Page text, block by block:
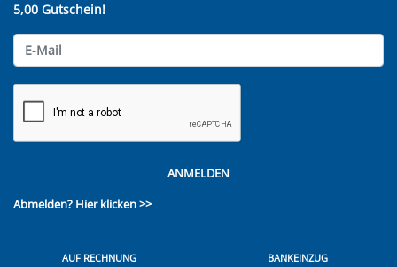
5,00 Gutschein!
ANMELDEN
Abmelden? Hier klicken >>
AUF RECHNUNG BANKEINZUG